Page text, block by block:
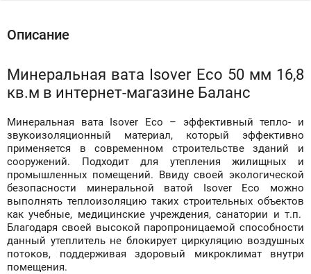
Описание
Минеральная вата Isover Eco 50 мм 16,8
кв.м в интернет-магазине Баланс
Минеральная вата Isover Eco – эффективный тепло- и
звукоизоляционный материал, который эффективно
применяется в современном строительстве зданий и
сооружений. Подходит для утепления жилищных и
промышленных помещений. Ввиду своей экологической
безопасности минеральной ватой Isover Eco можно
выполнять теплоизоляцию таких строительных объектов
как учебные, медицинские учреждения, санатории и т.п.
Благодаря своей высокой паропроницаемой способности
данный утеплитель не блокирует циркуляцию воздушных
потоков, поддерживая здоровый микроклимат внутри
помещения.